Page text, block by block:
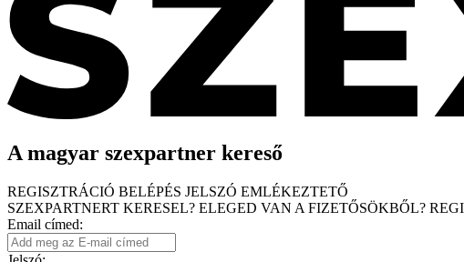
A magyar szexpartner kereső
REGISZTRÁCIÓ BELÉPÉS JELSZÓ EMLÉKEZTETŐ
SZEXPARTNERT KERESEL? ELEGED VAN A FIZETŐSÖKBŐL?
Email címed: